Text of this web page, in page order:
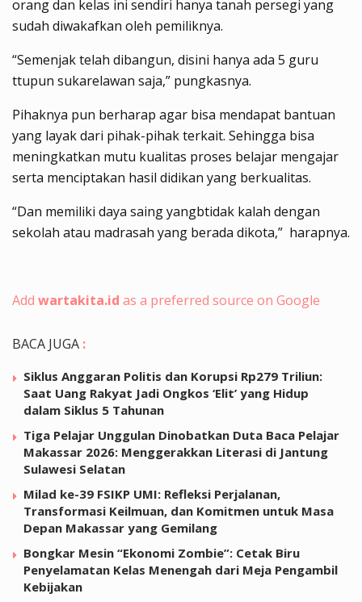
orang dan kelas ini sendiri hanya tanah persegi yang
sudah diwakafkan oleh pemiliknya.
“Semenjak telah dibangun, disini hanya ada 5 guru
ttupun sukarelawan saja,” pungkasnya.
Pihaknya pun berharap agar bisa mendapat bantuan
yang layak dari pihak-pihak terkait. Sehingga bisa
meningkatkan mutu kualitas proses belajar mengajar
serta menciptakan hasil didikan yang berkualitas.
“Dan memiliki daya saing yangbtidak kalah dengan
sekolah atau madrasah yang berada dikota,” harapnya.
Add wartakita.id as a preferred source on Google
BACA JUGA :
Siklus Anggaran Politis dan Korupsi Rp279 Triliun:
Saat Uang Rakyat Jadi Ongkos ‘Elit’ yang Hidup
dalam Siklus 5 Tahunan
Tiga Pelajar Unggulan Dinobatkan Duta Baca Pelajar
Makassar 2026: Menggerakkan Literasi di Jantung
Sulawesi Selatan
Milad ke-39 FSIKP UMI: Refleksi Perjalanan,
Transformasi Keilmuan, dan Komitmen untuk Masa
Depan Makassar yang Gemilang
Bongkar Mesin “Ekonomi Zombie”: Cetak Biru
Penyelamatan Kelas Menengah dari Meja Pengambil
Kebijakan